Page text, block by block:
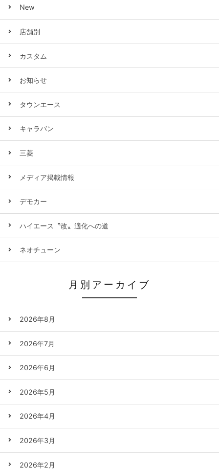
New
店舗別
カスタム
お知らせ
タウンエース
キャラバン
三菱
メディア掲載情報
デモカー
ハイエース〝改〟適化への道
ネオチューン
月別アーカイブ
2026年8月
2026年7月
2026年6月
2026年5月
2026年4月
2026年3月
2026年2月